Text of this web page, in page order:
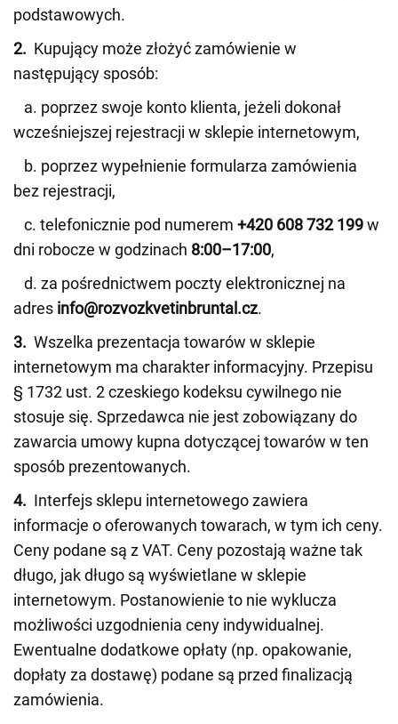
podstawowych.
2. Kupujący może złożyć zamówienie w
następujący sposób:
a. poprzez swoje konto klienta, jeżeli dokonał
wcześniejszej rejestracji w sklepie internetowym,
b. poprzez wypełnienie formularza zamówienia
bez rejestracji,
c. telefonicznie pod numerem +420 608 732 199w
dni robocze w godzinach 8:00–17:00,
d. za pośrednictwem poczty elektronicznej na
adres info@rozvozkvetinbruntal.cz.
3. Wszelka prezentacja towarów w sklepie
internetowym ma charakter informacyjny. Przepisu
§ 1732 ust. 2 czeskiego kodeksu cywilnego nie
stosuje się. Sprzedawca nie jest zobowiązany do
zawarcia umowy kupna dotyczącej towarów w ten
sposób prezentowanych.
4. Interfejs sklepu internetowego zawiera
informacje o oferowanych towarach, w tym ich ceny.
Ceny podane są z VAT. Ceny pozostają ważne tak
długo, jak długo są wyświetlane w sklepie
internetowym. Postanowienie to nie wyklucza
możliwości uzgodnienia ceny indywidualnej.
Ewentualne dodatkowe opłaty (np. opakowanie,
dopłaty za dostawę) podane są przed finalizacją
zamówienia.